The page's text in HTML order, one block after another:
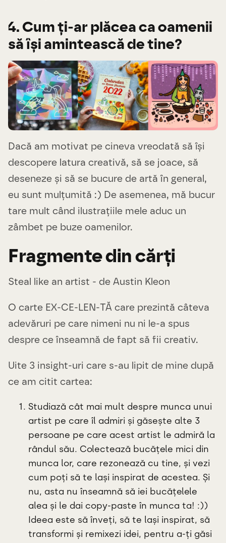
4. Cum ți-ar plăcea ca oamenii
să își amintească de tine?
Dacă am motivat pe cineva vreodată să își
descopere latura creativă, să se joace, să
deseneze și să se bucure de artă în general,
eu sunt mulțumită :) De asemenea, mă bucur
tare mult când ilustrațiile mele aduc un
zâmbet pe buze oamenilor.
Fragmente din cărți
Steal like an artist - de Austin Kleon
O carte EX-CE-LEN-TĂ care prezintă câteva
adevăruri pe care nimeni nu ni le-a spus
despre ce înseamnă de fapt să fii creativ.
Uite 3 insight-uri care s-au lipit de mine după
ce am citit cartea:
Studiază cât mai mult despre munca unui
artist pe care îl admiri și găsește alte 3
persoane pe care acest artist le admiră la
rândul său. Colectează bucățele mici din
munca lor, care rezonează cu tine, și vezi
cum poți să te lași inspirat de acestea. Și
nu, asta nu înseamnă să iei bucățelele
alea și le dai copy-paste în munca ta! :))
Ideea este să înveți, să te lași inspirat, să
transformi și remixezi idei, pentru a-ți găsi